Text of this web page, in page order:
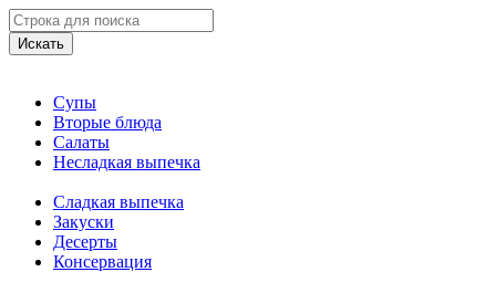
Искать
Супы
Вторые блюда
Салаты
Несладкая выпечка
Сладкая выпечка
Закуски
Десерты
Консервация